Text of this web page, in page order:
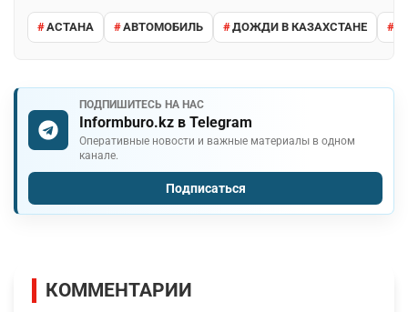
АСТАНА АВТОМОБИЛЬ ДОЖДИ В КАЗАХСТАНЕ
ПОДПИШИТЕСЬ НА НАС
Informburo.kz в Telegram
Оперативные новости и важные материалы в одном
канале.
Подписаться
КОММЕНТАРИИ